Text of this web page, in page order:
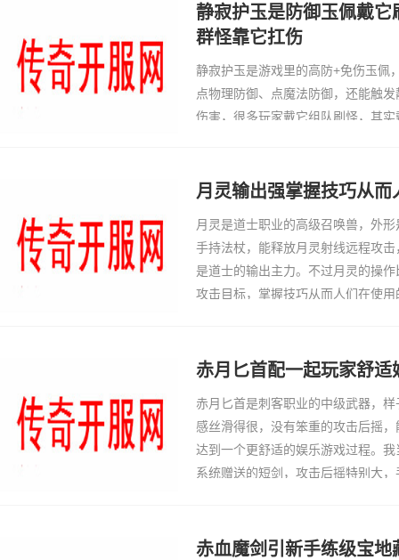
静寂护玉是防御玉佩戴
群怪靠它扛伤
静寂护玉是游戏里的高防+免伤玉佩
点物理防御、点魔法防御，还能触
伤害，很多玩家戴它组队刷怪，其
蜈蚣洞，从级
月灵输出强掌握技巧从
月灵是道士职业的高级召唤兽，外
手持法杖，能释放月灵射线远程攻
是道士的输出主力。不过月灵的操
攻击目标，掌握技巧从而人们在使
赤月匕首配一起玩家舒适
赤月匕首是刺客职业的中级武器，
感丝滑得很，没有笨重的攻击后摇
达到一个更舒适的娱乐游戏过程。
系统赠送的短剑，攻击后摇特别大
赤血魔剑引新手练级宝地